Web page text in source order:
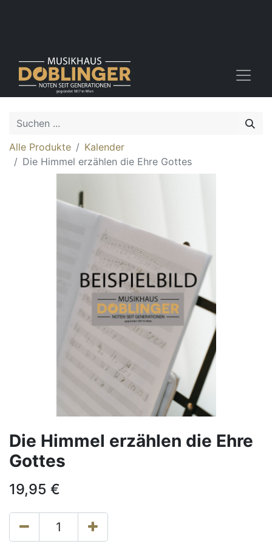
Alle Produkte
Kalender
Die Himmel erzählen die Ehre Gottes
Die Himmel erzählen die Ehre
Gottes
19,95 €